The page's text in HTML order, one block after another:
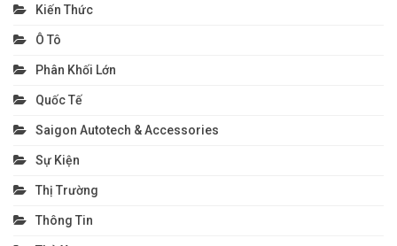
Kiến Thức
Ô Tô
Phân Khối Lớn
Quốc Tế
Saigon Autotech & Accessories
Sự Kiện
Thị Trường
Thông Tin